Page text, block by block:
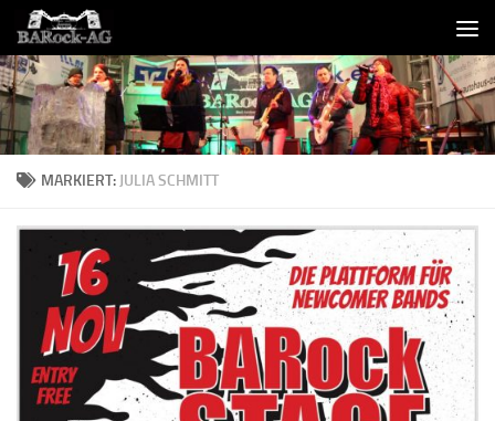
Skip to content
MARKIERT:JULIA SCHMITT